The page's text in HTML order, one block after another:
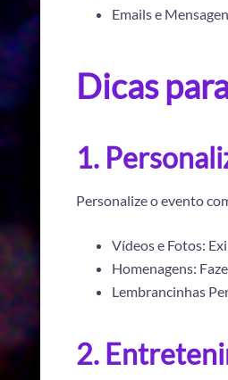
Emails e
Dicas
1.
Personalize o evento
Vídeos e Fotos:
Homenagens:
Lembrancinhas
2.